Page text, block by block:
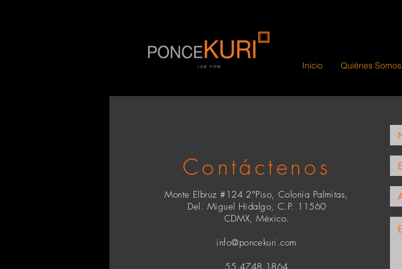
Inicio Quiénes Somos
Contáctenos
Monte Elbruz #124 2°Piso, Colonia Palmitas,
Del. Miguel Hidalgo, C.P. 11560
CDMX, México.
info@poncekuri.com
55.4748.1864